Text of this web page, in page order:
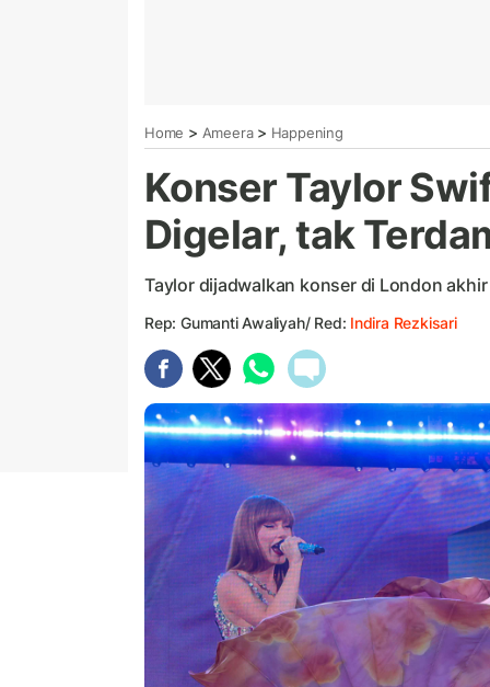
Home > Ameera> Happening
Konser Taylor
Digelar, tak
Taylor dijadwalkan konser di London
Rep: Gumanti Awaliyah/ Red: Indira Rezkisari